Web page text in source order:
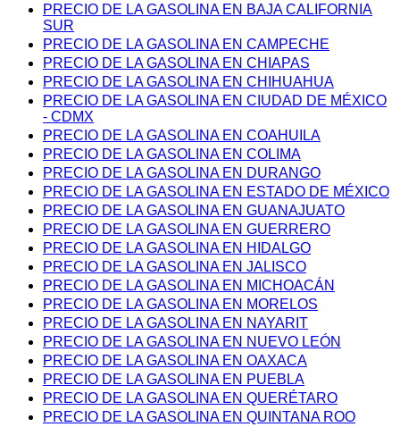
PRECIO DE LA GASOLINA EN BAJA CALIFORNIA
SUR
PRECIO DE LA GASOLINA EN CAMPECHE
PRECIO DE LA GASOLINA EN CHIAPAS
PRECIO DE LA GASOLINA EN CHIHUAHUA
PRECIO DE LA GASOLINA EN CIUDAD DE MÉXICO
- CDMX
PRECIO DE LA GASOLINA EN COAHUILA
PRECIO DE LA GASOLINA EN COLIMA
PRECIO DE LA GASOLINA EN DURANGO
PRECIO DE LA GASOLINA EN ESTADO DE MÉXICO
PRECIO DE LA GASOLINA EN GUANAJUATO
PRECIO DE LA GASOLINA EN GUERRERO
PRECIO DE LA GASOLINA EN HIDALGO
PRECIO DE LA GASOLINA EN JALISCO
PRECIO DE LA GASOLINA EN MICHOACÁN
PRECIO DE LA GASOLINA EN MORELOS
PRECIO DE LA GASOLINA EN NAYARIT
PRECIO DE LA GASOLINA EN NUEVO LEÓN
PRECIO DE LA GASOLINA EN OAXACA
PRECIO DE LA GASOLINA EN PUEBLA
PRECIO DE LA GASOLINA EN QUERÉTARO
PRECIO DE LA GASOLINA EN QUINTANA ROO